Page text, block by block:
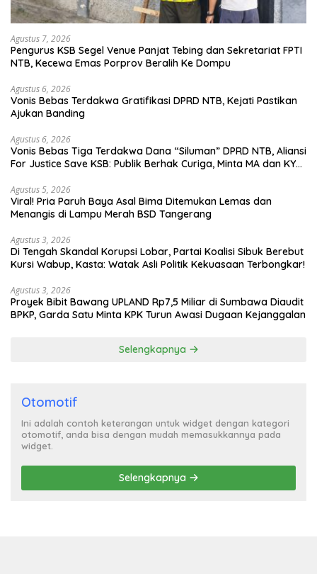
Agustus 7, 2026
Pengurus KSB Segel Venue Panjat Tebing dan Sekretariat FPTI
NTB, Kecewa Emas Porprov Beralih Ke Dompu
Agustus 6, 2026
Vonis Bebas Terdakwa Gratifikasi DPRD NTB, Kejati Pastikan
Ajukan Banding
Agustus 6, 2026
Vonis Bebas Tiga Terdakwa Dana “Siluman” DPRD NTB, Aliansi
For Justice Save KSB: Publik Berhak Curiga, Minta MA dan KY
Agustus 5, 2026
Viral! Pria Paruh Baya Asal Bima Ditemukan Lemas dan
Menangis di Lampu Merah BSD Tangerang
Agustus 3, 2026
Di Tengah Skandal Korupsi Lobar, Partai Koalisi Sibuk Berebut
Kursi Wabup, Kasta: Watak Asli Politik Kekuasaan Terbongkar!
Agustus 3, 2026
Proyek Bibit Bawang UPLAND Rp7,5 Miliar di Sumbawa Diaudit
BPKP, Garda Satu Minta KPK Turun Awasi Dugaan Kejanggalan
Selengkapnya
Otomotif
Ini adalah contoh keterangan untuk widget dengan kategori
otomotif, anda bisa dengan mudah memasukkannya pada
widget.
Selengkapnya